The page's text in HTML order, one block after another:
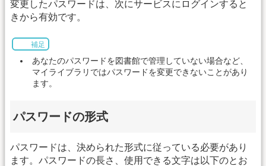
変更したパスワードは、次にサービスにログインすると
きから有効です。
補足
あなたのパスワードを図書館で管理していない場合など、
マイライブラリではパスワードを変更できないことがあり
ます。
パスワードの形式
パスワードは、決められた形式に従っている必要があり
ます。パスワードの長さ、使用できる文字は以下のとお